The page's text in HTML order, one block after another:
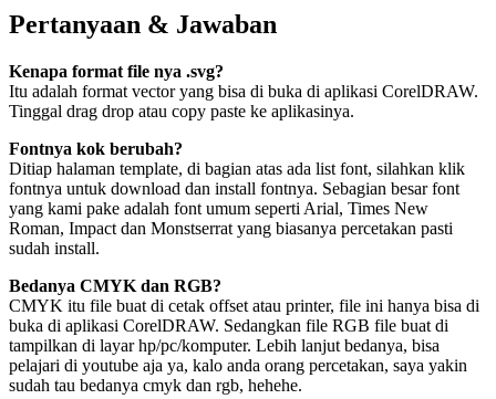
Pertanyaan & Jawaban
Kenapa format file nya .svg?
Itu adalah format vector yang bisa di buka di aplikasi CorelDRAW.
Tinggal drag drop atau copy paste ke aplikasinya.
Fontnya kok berubah?
Ditiap halaman template, di bagian atas ada list font, silahkan klik
fontnya untuk download dan install fontnya. Sebagian besar font
yang kami pake adalah font umum seperti Arial, Times New
Roman, Impact dan Monstserrat yang biasanya percetakan pasti
sudah install.
Bedanya CMYK dan RGB?
CMYK itu file buat di cetak offset atau printer, file ini hanya bisa di
buka di aplikasi CorelDRAW. Sedangkan file RGB file buat di
tampilkan di layar hp/pc/komputer. Lebih lanjut bedanya, bisa
pelajari di youtube aja ya, kalo anda orang percetakan, saya yakin
sudah tau bedanya cmyk dan rgb, hehehe.